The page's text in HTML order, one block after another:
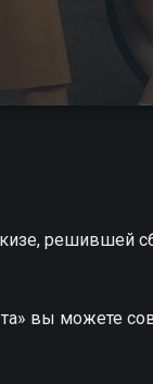
решившей
вы можете